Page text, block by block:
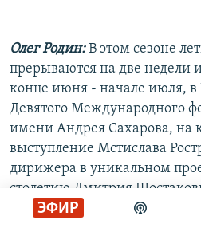
ЭФИР
Олег Родин:В этом сезоне
прерываются на две недели
конце июня - начале июля,
Девятого Международного
имени Андрея Сахарова, на
выступление Мстислава
дирижера в уникальном
столетию Дмитрия
общедоступные концерты в